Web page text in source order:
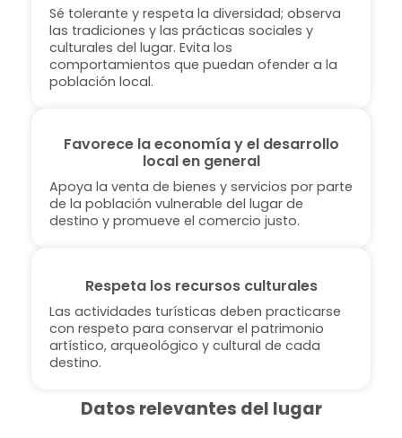
Sé tolerante y respeta la diversidad; observa
las tradiciones y las prácticas sociales y
culturales del lugar. Evita los
comportamientos que puedan ofender a la
población local.
Favorece la economía y el desarrollo
local en general
Apoya la venta de bienes y servicios por parte
de la población vulnerable del lugar de
destino y promueve el comercio justo.
Respeta los recursos culturales
Las actividades turísticas deben practicarse
con respeto para conservar el patrimonio
artístico, arqueológico y cultural de cada
destino.
Datos relevantes del lugar